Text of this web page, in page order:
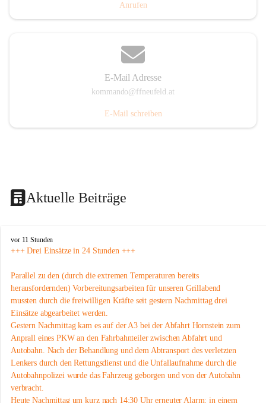
Anrufen
E-Mail Adresse
kommando@ffneufeld.at
E-Mail schreiben
Aktuelle Beiträge
F
r
i
w
i
l
l
i
g
e
F
e
u
e
r
vor 11 Stunden
+++ Drei Einsätze in 24 Stunden +++
Parallel zu den (durch die extremen Temperaturen bereits
herausfordernden) Vorbereitungsarbeiten für unseren Grillabend
mussten durch die freiwilligen Kräfte seit gestern Nachmittag drei
Einsätze abgearbeitet werden.
Gestern Nachmittag kam es auf der A3 bei der Abfahrt Hornstein zum
Anprall eines PKW an den Fahrbahnteiler zwischen Abfahrt und
Autobahn. Nach der Behandlung und dem Abtransport des verletzten
Lenkers durch den Rettungsdienst und die Unfallaufnahme durch die
Autobahnpolizei wurde das Fahrzeug geborgen und von der Autobahn
verbracht.
Heute Nachmittag um kurz nach 14:30 Uhr erneuter Alarm: in einem